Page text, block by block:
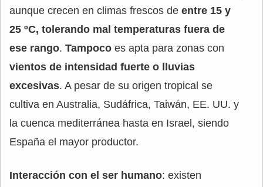
aunque crecen en climas frescos de entre 15 y
25 ºC, tolerando mal temperaturas fuera de
ese rango. Tampoco es apta para zonas con
vientos de intensidad fuerte o lluvias
excesivas. A pesar de su origen tropical se
cultiva en Australia, Sudáfrica, Taiwán, EE. UU. y
la cuenca mediterránea hasta en Israel, siendo
España el mayor productor.
Interacción con el ser humano: existen